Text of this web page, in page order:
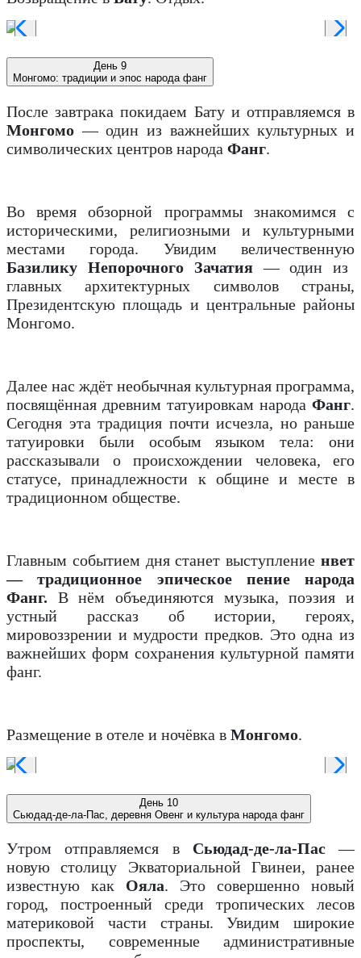
День 9
Монгомо: традиции и эпос народа фанг
После завтрака покидаем Бату и отправляемся в
Монгомо— один из важнейших культурных и
символических центров народа Фанг.
Во время обзорной программы знакомимся с
историческими, религиозными и культурными
местами города. Увидим величественную
Базилику Непорочного Зачатия— один из
главных архитектурных символов страны,
Президентскую площадь и центральные районы
Монгомо.
Далее нас ждёт необычная культурная программа,
посвящённая древним татуировкам народа Фанг.
Сегодня эта традиция почти исчезла, но раньше
татуировки были особым языком тела: они
рассказывали о происхождении человека, его
статусе, принадлежности к общине и месте в
традиционном обществе.
Главным событием дня станет выступление нвет
— традиционное эпическое пение народа
Фанг. В нём объединяются музыка, поэзия и
устный рассказ об истории, героях,
мировоззрении и мудрости предков. Это одна из
важнейших форм сохранения культурной памяти
фанг.
Размещение в отеле и ночёвка в Монгомо.
День 10
Сьюдад-де-ла-Пас, деревня Овенг и культура народа фанг
Утром отправляемся в Сьюдад-де-ла-Пас—
новую столицу Экваториальной Гвинеи, ранее
известную как Ояла. Это совершенно новый
город, построенный среди тропических лесов
материковой части страны. Увидим широкие
проспекты, современные административные